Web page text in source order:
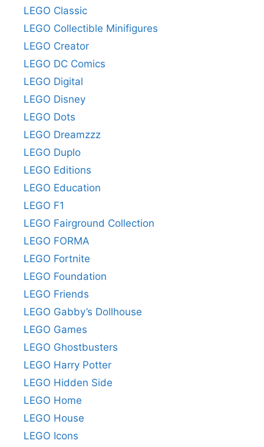
LEGO Classic
LEGO Collectible Minifigures
LEGO Creator
LEGO DC Comics
LEGO Digital
LEGO Disney
LEGO Dots
LEGO Dreamzzz
LEGO Duplo
LEGO Editions
LEGO Education
LEGO F1
LEGO Fairground Collection
LEGO FORMA
LEGO Fortnite
LEGO Foundation
LEGO Friends
LEGO Gabby’s Dollhouse
LEGO Games
LEGO Ghostbusters
LEGO Harry Potter
LEGO Hidden Side
LEGO Home
LEGO House
LEGO Icons